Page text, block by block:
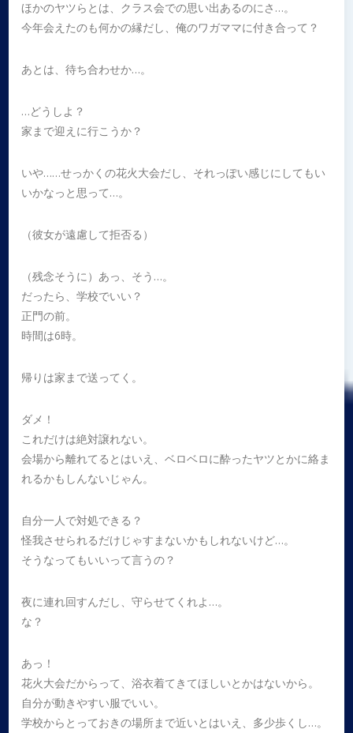
ほかのヤツらとは、クラス会での思い出あるのにさ…。
今年会えたのも何かの縁だし、俺のワガママに付き合って？
あとは、待ち合わせか…。
…どうしよ？
家まで迎えに行こうか？
いや……せっかくの花火大会だし、それっぽい感じにしてもい
いかなっと思って…。
（彼女が遠慮して拒否る）
（残念そうに）あっ、そう…。
だったら、学校でいい？
正門の前。
時間は6時。
帰りは家まで送ってく。
ダメ！
これだけは絶対譲れない。
会場から離れてるとはいえ、ベロベロに酔ったヤツとかに絡ま
れるかもしんないじゃん。
自分一人で対処できる？
怪我させられるだけじゃすまないかもしれないけど…。
そうなってもいいって言うの？
夜に連れ回すんだし、守らせてくれよ…。
な？
あっ！
花火大会だからって、浴衣着てきてほしいとかはないから。
自分が動きやすい服でいい。
学校からとっておきの場所まで近いとはいえ、多少歩くし…。